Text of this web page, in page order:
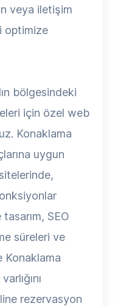
veya iletişim
optimize
bölgesindeki
için özel web
Konaklama
uygun
SEO
süreleri ve
Konaklama
rezervasyon